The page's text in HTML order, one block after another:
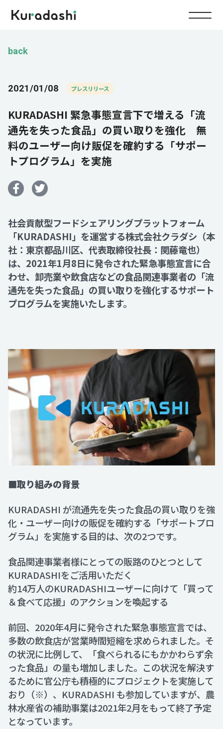
Top
Service
Food
Energy
Impact
Company
IR
News
Recruit
Contact
back
2021/01/08 プレスリリース
KURADASHI 緊急事態宣言下で増える「流
通先を失った食品」の買い取りを強化 無
料のユーザー向け販促を確約する「サポー
トプログラム」を実施
社会貢献型フードシェアリングプラットフォーム
「KURADASHI」を運営する株式会社クラダシ（本
社：東京都品川区、代表取締役社長：関藤竜也）
は、2021年1月8日に発令された緊急事態宣言に合
わせ、卸売業や飲食店などの食品関連事業者の「流
通先を失った食品」の買い取りを強化するサポート
プログラムを実施いたします。
■取り組みの背景
KURADASHI が流通先を失った食品の買い取りを強
化・ユーザー向けの販促を確約する「サポートプロ
グラム」を実施する目的は、次の2つです。
食品関連事業者様にとっての販路のひとつとして
KURADASHIをご活用いただく
約14万人のKURADASHIユーザーに向けて「買って
＆食べて応援」のアクションを喚起する
前回、2020年4月に発令された緊急事態宣言では、
多数の飲食店が営業時間短縮を求められました。そ
の状況に比例して、「食べられるにもかかわらず余
った食品」の量も増加しました。この状況を解決す
るために官公庁も積極的にプロジェクトを実施して
おり（※）、KURADASHI も参加していますが、農
林水産省の補助事業は2021年2月をもって終了予定
となっています。